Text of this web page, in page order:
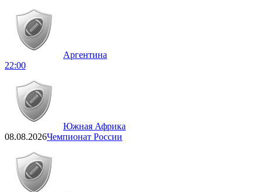
Аргентина
22:00
Южная Африка
08.08.2026Чемпионат России